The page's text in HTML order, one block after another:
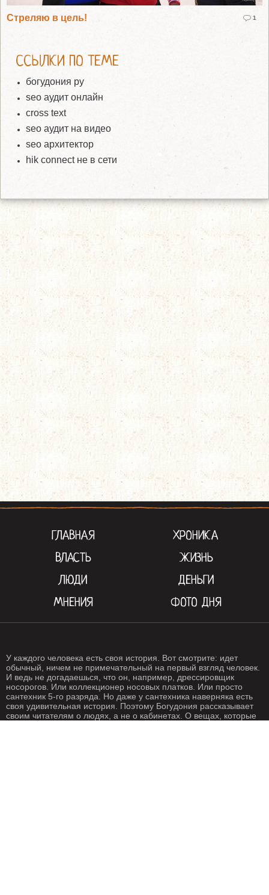
Стреляю в цель! 1
ССЫЛКИ ПО ТЕМЕ
богудония ру
seo аудит онлайн
cross text
seo аудит на видео
seo архитектор
hik connect не в сети
ГЛАВНАЯ
ХРОНИКА
ВЛАСТЬ
ЖИЗНЬ
ЛЮДИ
ДЕНЬГИ
МНЕНИЯ
ФОТО ДНЯ
У каждого человека есть своя история. Вот смотрите: идет
обычный, ничем не примечательный на первый взгляд человек.
И ведь не догадаешься, что он, например, дрессировщик
носорогов. Или коллекционер носовых платков. Или просто
сантехник 5-го разряда. Но даже у сантехника наверняка есть
своя удивительная история. Поэтому Богудония рассказывает
своим читателям о людях, а не о кабинетах. О вещах, которые